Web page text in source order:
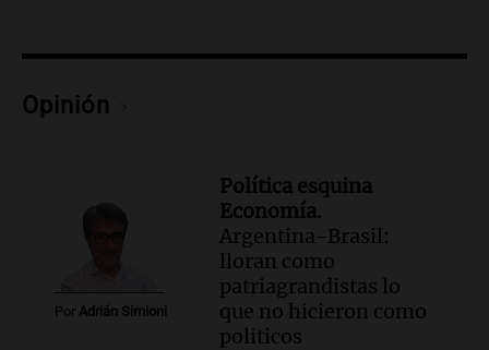
enriquecer su formación educativa
Episodios
la educación y parques
Panorama Federal
Episodios
El papamóvil de Juan Pablo II
revive con la visita de León XIV y una
historia nacida en Córdoba
Opinión
Por Adrián Simioni
Política esquina
Economía.
Argentina-Brasil:
lloran como
patriagrandistas lo
que no hicieron como
politicos